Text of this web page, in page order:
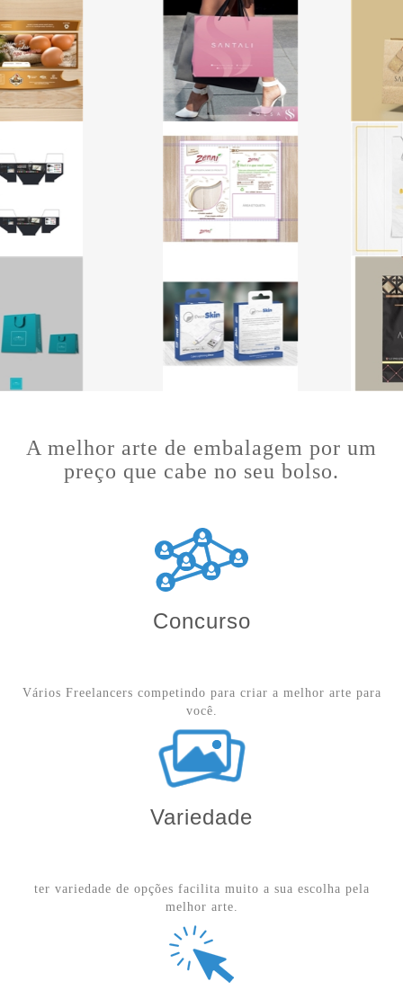
A melhor arte de embalagem por um
preço que cabe no seu bolso.
Concurso
Vários Freelancers competindo para criar a melhor arte para
você.
Variedade
ter variedade de opções facilita muito a sua escolha pela
melhor arte.